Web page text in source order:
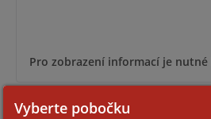
Pro zobrazení informací je
Vyberte pobočku